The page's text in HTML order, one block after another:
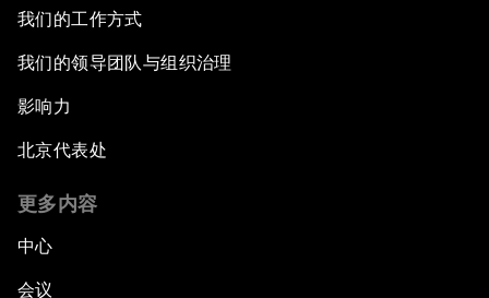
我们的工作方式
我们的领导团队与组织治理
影响力
北京代表处
更多内容
中心
会议